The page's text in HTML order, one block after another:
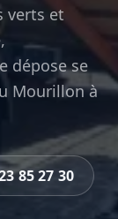
verts et
dépose se
Mourillon à
85 27 30